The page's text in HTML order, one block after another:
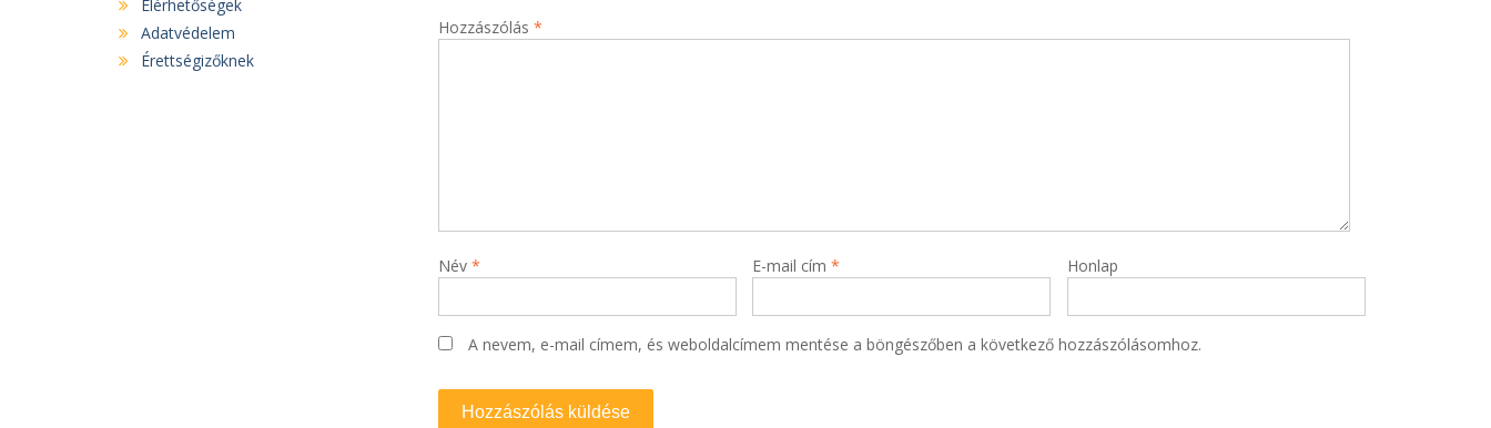
Hozzászólás *
Név * E-mail cím* Honlap
A nevem, e-mail címem, és weboldalcímem mentése a böngészőben a következő hozzászólásomhoz.
Elérhetőségek
Adatvédelem
Érettségizőknek